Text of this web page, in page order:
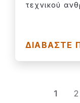
τεχνικού
ΔΙΑΒΆΣΤΕ
1 2